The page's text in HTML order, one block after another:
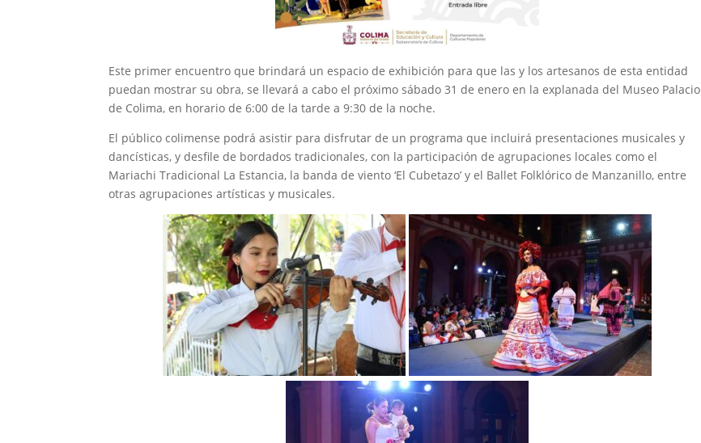
Este primer encuentro que brindará un espacio de exhibición para que las y los artesanos de esta entidad
puedan mostrar su obra, se llevará a cabo el próximo sábado 31 de enero en la explanada del Museo Palacio
de Colima, en horario de 6:00 de la tarde a 9:30 de la noche.
El público colimense podrá asistir para disfrutar de un programa que incluirá presentaciones musicales y
dancísticas, y desfile de bordados tradicionales, con la participación de agrupaciones locales como el
Mariachi Tradicional La Estancia, la banda de viento ‘El Cubetazo’ y el Ballet Folklórico de Manzanillo, entre
otras agrupaciones artísticas y musicales.